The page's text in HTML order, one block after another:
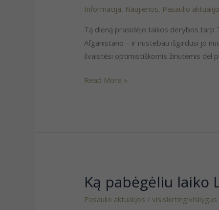
Informacija, Naujienos, Pasaulio
Tą dieną prasidėjo taikos derybos tarp
Afganistano – ir nustebau išgirdusi jo
švaistėsi optimistiškomis žinutėmis dėl
prašytoju
Afganistano:
kai
lieki
Read More »
Ką pabėgėliu laiko
Pasaulio aktualijos /visiskirtingivisilygus
Ką
pabėgėliu
laiko